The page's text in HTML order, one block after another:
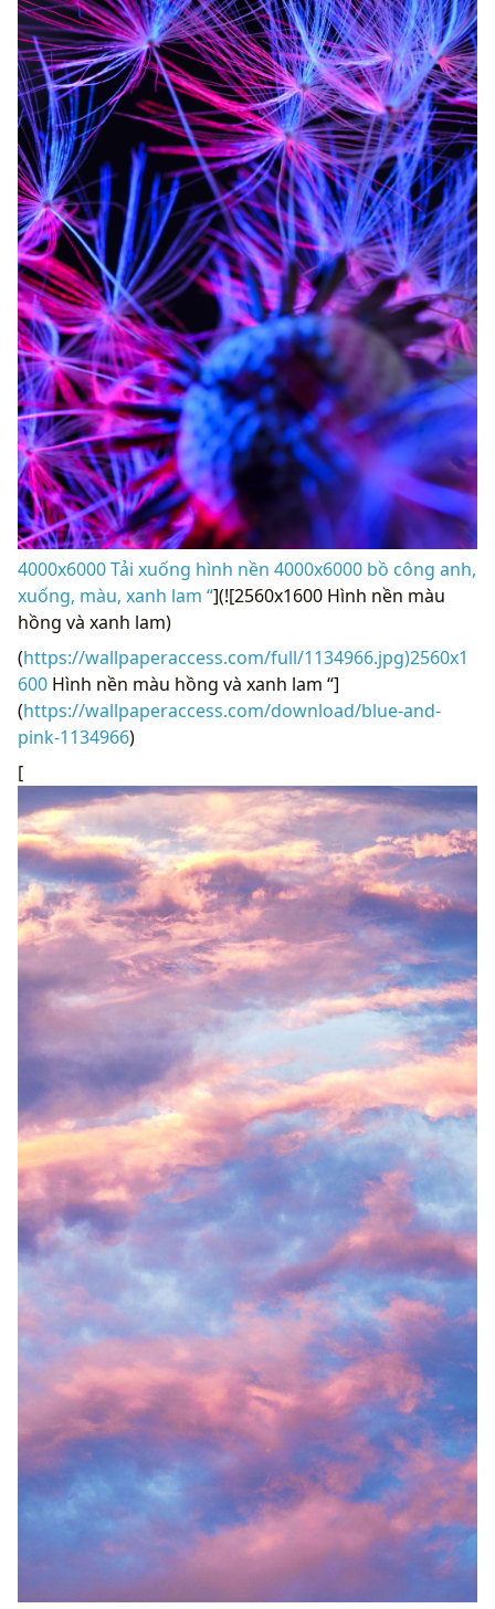
4000x6000 Tải xuống hình nền 4000x6000 bồ công anh,
xuống, màu, xanh lam “](![2560x1600 Hình nền màu
hồng và xanh lam)
(https://wallpaperaccess.com/full/1134966.jpg)2560x1
600 Hình nền màu hồng và xanh lam “]
(https://wallpaperaccess.com/download/blue-and-
pink-1134966)
[